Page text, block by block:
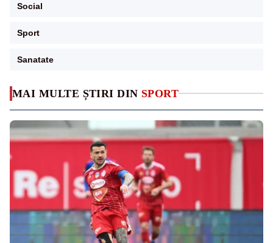
MAI MULTE ȘTIRI DIN SPORT
Social
Sport
Sanatate